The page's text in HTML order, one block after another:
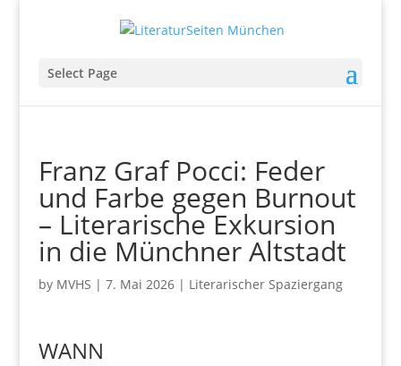
Select Page
Franz Graf Pocci: Feder
und Farbe gegen Burnout
– Literarische Exkursion
in die Münchner Altstadt
by MVHS | 7. Mai 2026| Literarischer Spaziergang
WANN